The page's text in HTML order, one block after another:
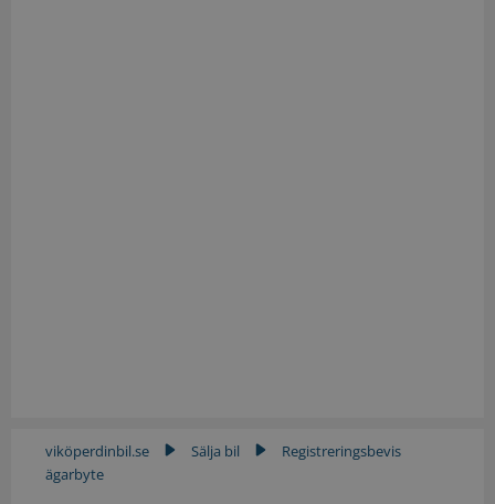
viköperdinbil.se Sälja bil
Registreringsbevis
ägarbyte